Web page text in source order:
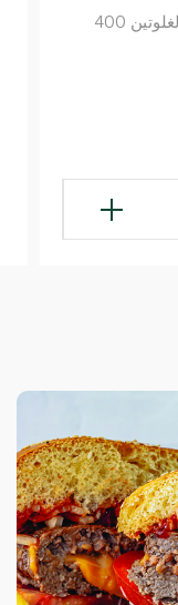
واربورتونز خبز تايجر بلومر خالي من الغلوتين 400